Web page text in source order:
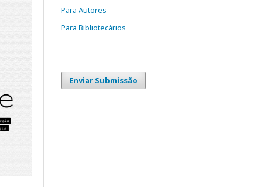
Para Autores
Para Bibliotecários
Enviar Submissão